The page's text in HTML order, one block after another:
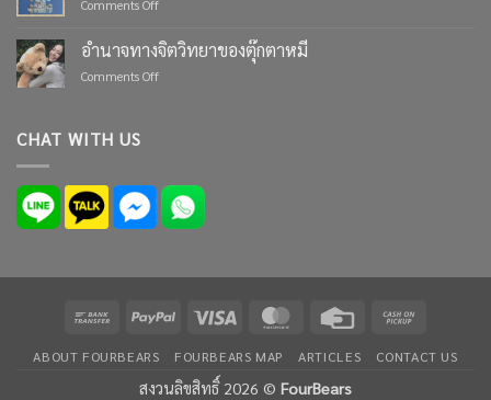
Bears
เล็ก
ใน
Comments Offon
ดี้
ซัมเมอร์
2005
อำนาจทางจิตวิทยาของตุ๊กตาหมี
Comments Offon
หมี
CHAT WITH US
Bank
PayPal Visa MasterCardCredit
Pickup
ABOUT FOURBEARS FOURBEARS MAP ARTICLES CONTACT US
สงวนลิขสิทธิ์ 2026 © FourBears